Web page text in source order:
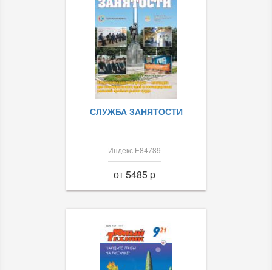
СЛУЖБА ЗАНЯТОСТИ
Индекс Е84789
от 5485 p